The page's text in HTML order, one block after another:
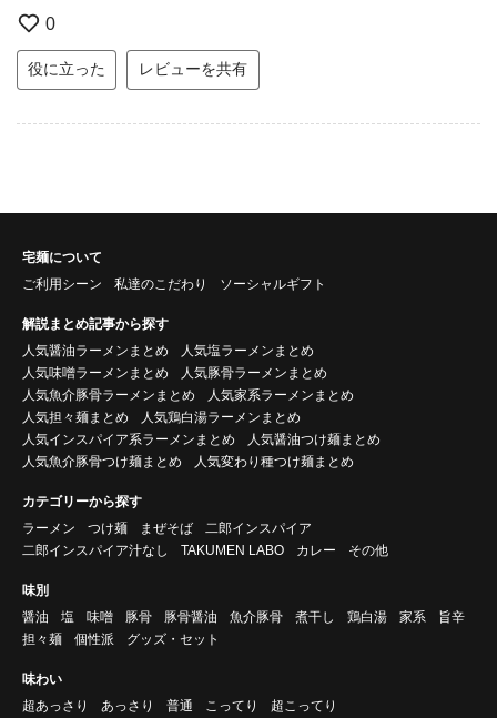
0
役に立った レビューを共有
宅麺について
ご利用シーン
私達のこだわり ソーシャルギフト
解説まとめ記事から探す
人気醤油ラーメンまとめ
人気塩ラーメンまとめ
人気味噌ラーメンまとめ
人気豚骨ラーメンまとめ
人気魚介豚骨ラーメンまとめ
人気家系ラーメンまとめ
人気担々麺まとめ
人気鶏白湯ラーメンまとめ
人気インスパイア系ラーメンまとめ
人気醤油つけ麺まとめ
人気魚介豚骨つけ麺まとめ
人気変わり種つけ麺まとめ
カテゴリーから探す
ラーメン
つけ麺 まぜそば
二郎インスパイア
二郎インスパイア汁なし
TAKUMEN LABO カレー その他
味別
醤油
塩 味噌 豚骨 豚骨醤油 魚介豚骨 煮干し 鶏白湯 家系
旨辛
担々麺
個性派 グッズ・セット
味わい
超あっさり
あっさり 普通 こってり 超こってり